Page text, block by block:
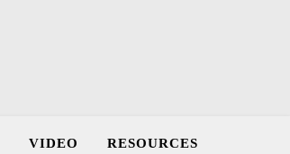
VIDEO RESOURCES